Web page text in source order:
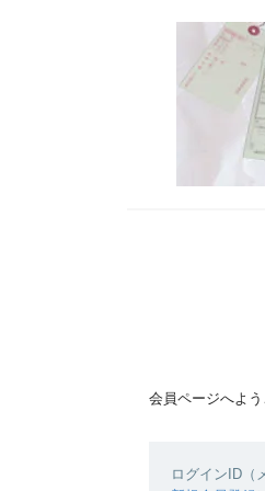
会員ページへよう
ログインID（